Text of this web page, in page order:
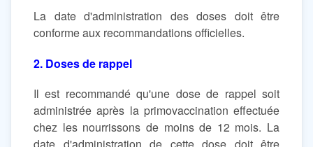
La date d'administration des doses doit être
conforme aux recommandations officielles.
2. Doses de rappel
Il est recommandé qu'une dose de rappel soit
administrée après la primovaccination effectuée
chez les nourrissons de moins de 12 mois. La
date d'administration de cette dose doit être